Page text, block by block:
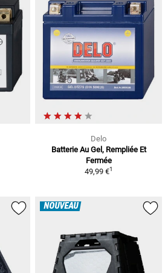
Delo
Batterie Au Gel, Rempliée Et
Fermée
49,99 €1
NOUVEAU